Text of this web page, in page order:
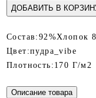
ДОБАВИТЬ В
Состав: 92%Хлопок
Цвет:пудра_vibe
Плотность: 170 Г/м2
Описание товара